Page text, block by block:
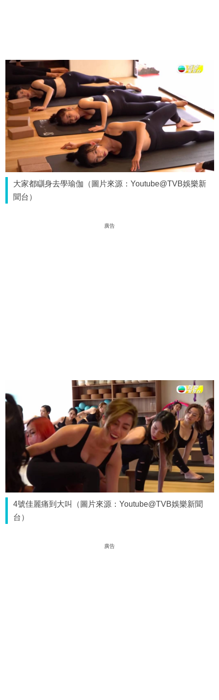
大家都瞓身去學瑜伽（圖片來源：Youtube@TVB娛樂新
聞台）
廣告
4號佳麗痛到大叫（圖片來源：Youtube@TVB娛樂新聞
台）
廣告